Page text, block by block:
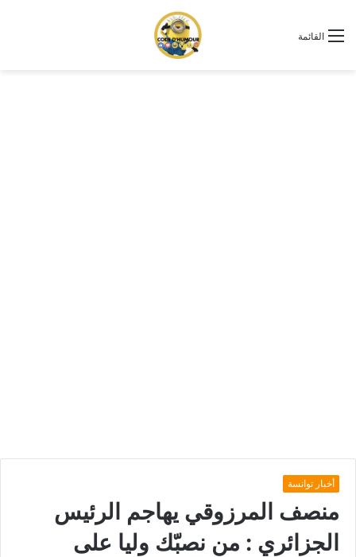
القائمة
أخبار توانسة
منصف‭ ‬المرزوقي يهاجم الرئيس
الجزائري : من نصبّك وليا على